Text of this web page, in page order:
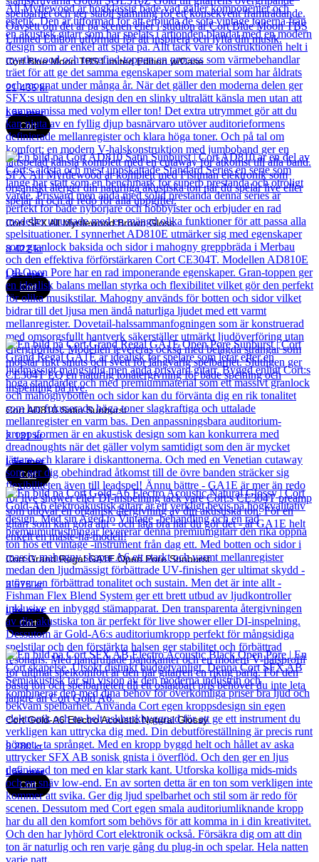
Cort Blue Moon TBS Limited Edition w/Case
21 435kr
Läs mer
Cort
Cort SFX All Myrtlewood Brown Gloss
8 422kr
Läs mer
Cort
Cort AD810 Satin Sunburst
2 131kr
Läs mer
Cort
Cort Grand Regal GA1E Open Pore Sunburst
3 575kr
Läs mer
Cort
Cort Gold-A6 Electro Acoustic Natural Glossy
9 280kr
Läs mer
Cort